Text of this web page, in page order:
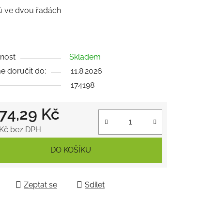
ve dvou řadách
Skladem
doručit do:
11.8.2026
174198
Kč
bez DPH
DO KOŠÍKU
Zeptat se Sdílet